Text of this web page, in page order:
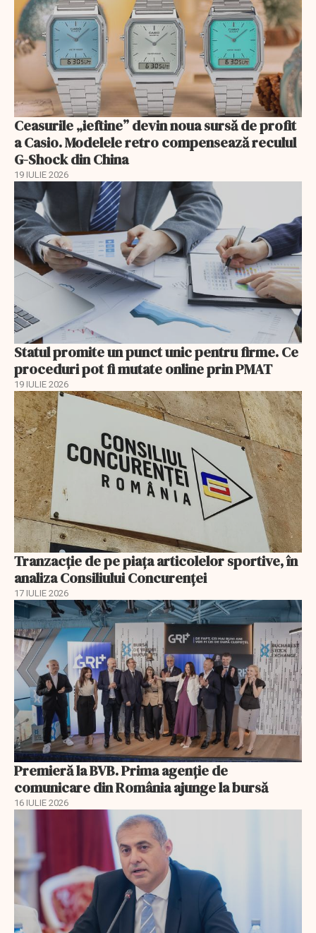
Ceasurile „ieftine” devin noua sursă de profit
a Casio. Modelele retro compensează reculul
G-Shock din China
19 IULIE 2026
Statul promite un punct unic pentru firme. Ce
proceduri pot fi mutate online prin PMAT
19 IULIE 2026
Tranzacție de pe piața articolelor sportive, în
analiza Consiliului Concurenţei
17 IULIE 2026
Premieră la BVB. Prima agenție de
comunicare din România ajunge la bursă
16 IULIE 2026